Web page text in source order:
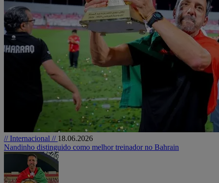
// Internacional // 18.06.2026
Nandinho distinguido como melhor treinador no Bahrain